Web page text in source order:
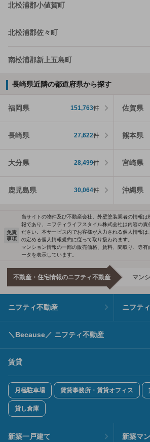
北松浦郡小値賀町
北松浦郡佐々町
南松浦郡新上五島町
長崎県近隣の都道府県から探す
福岡県 151,763件 佐賀県
長崎県 27,622件 熊本県
大分県 28,499件 宮崎県
鹿児島県 30,064件 沖縄県
免責
事項
当サイトの物件及び不動産会社、外壁塗装業者の情報
報であり、ニフティライフスタイル株式会社は内容の責
ださい。本サービス内でお客様が入力される個人情報
の定める個人情報規約に従って取り扱われます。
マンション情報の一部の販売価格、賃料、間取り、専
ータを表示しています。
不動産・住宅情報のニフティ不動産 マン
ニフティ不動産 ニフテ
＼Because／ ニフティ不動産
賃貸
月極駐車場 賃貸事務所・賃貸オフィス
貸し倉庫
新築一戸建て 新築マ